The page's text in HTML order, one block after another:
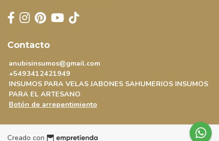
Contacto
anubisinsumos@gmail.com
+5493412421949
INSUMOS PARA VELAS JABONES SAHUMERIOS INSUMOS
PARA EL ARTESANO
Botón de arrepentimiento
Creado con